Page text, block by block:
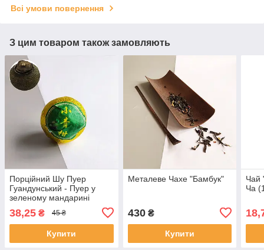
Всі умови повернення
З цим товаром також замовляють
Порційний Шу Пуер
Гуандунський - Пуер у
зеленому мандарині
38,25 ₴ 45 ₴
Купити
Металеве Чахе "Бамбук"
430₴
Купити
Чай
Ча